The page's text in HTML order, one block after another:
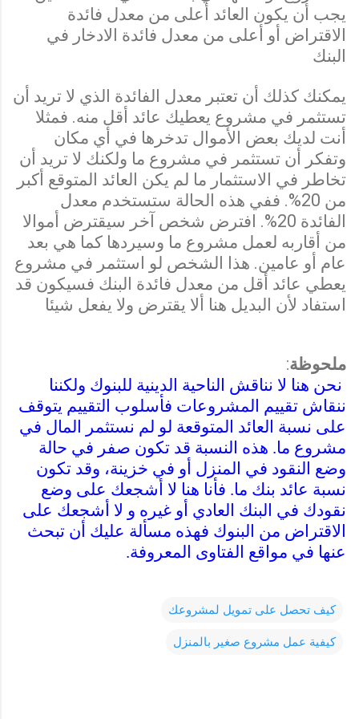
يجب أن يكون العائد أعلى من معدل فائدة
الاقتراض أو أعلى من معدل فائدة الادخار في
البنك
يمكنك كذلك أن تعتبر معدل الفائدة الذي لا تريد أن
تستثمر في مشروع يعطيك عائد أقل منه. فمثلا
أنت لديك بعض الأموال تدخرها في أي مكان
وتفكر أن تستثمر في مشروع ما ولكنك لا تريد أن
تخاطر في الاستثمار ما لم يكن العائد المتوقع أكبر
من 20%. ففي هذه الحالة ستستخدم معدل
الفائدة 20%. افترض شخص آخر سيقترض أموالا
من أقاربه لعمل مشروع ما وسيردها كما هي بعد
عام أو عامين. هذا الشخص لو استثمر في مشروع
يعطي عائد أقل من معدل فائدة البنك فسيكون قد
استفاد لأن البديل هنا ألا يقترض ولا يفعل شيئا
ملحوظة:
نحن هنا لا نناقش الناحية الدينية للبنوك ولكننا
ننقاش تقييم المشروعات فأسلوب التقييم يتوقف
على نسبة العائد المتوقعة لو لم نستثمر المال في
مشروع ما. هذه النسبة قد تكون صفر في حالة
وضع النقود في المنزل أو في خزينة، وقد تكون
نسبة عائد بنك ما. فأنا هنا لا أشجعك على وضع
نقودك في البنك العادي أو غيره و لا أشجعك على
الاقتراض من البنوك فهذه مسألة عليك أن تبحث
عنها في مواقع الفتاوى المعروفة.
كيف تحصل على تمويل لمشروعك
كيفية عمل مشروع صغير بالمنزل